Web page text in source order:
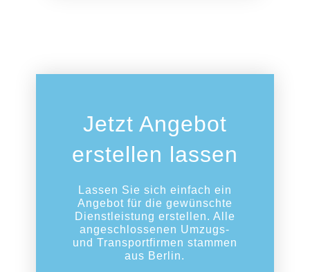
Jetzt Angebot
erstellen lassen
Lassen Sie sich einfach ein
Angebot für die gewünschte
Dienstleistung erstellen. Alle
angeschlossenen Umzugs-
und Transportfirmen stammen
aus Berlin.